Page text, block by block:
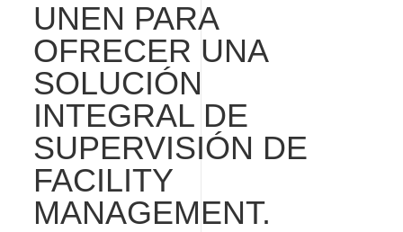
UNEN PARA
OFRECER UNA
SOLUCIÓN
INTEGRAL DE
SUPERVISIÓN DE
FACILITY
MANAGEMENT.